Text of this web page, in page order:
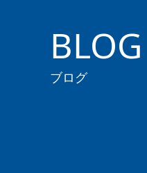
BLOG
ブログ